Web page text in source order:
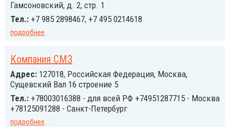
Гамсоновский, д. 2, стр. 1
Тел.: +7 985 2898467, +7 495 0214618
подробнее...
Компания СМЗ
Адрес: 127018, Российcкая Федерация, Москва,
Сущевский Вал 16 строение 5
Тел.: +78003016388 - для всей РФ +74951287715 - Москва
+78125091288 - Санкт-Петербург
подробнее...